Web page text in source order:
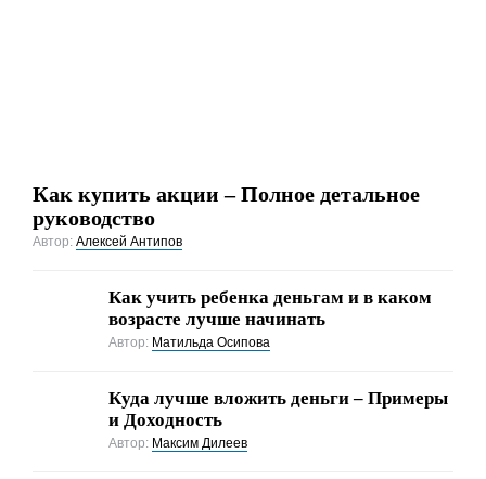
Как купить акции – Полное детальное
руководство
Автор:Алексей Антипов
Как учить ребенка деньгам и в каком
возрасте лучше начинать
Автор: Матильда Осипова
Куда лучше вложить деньги – Примеры
и Доходность
Автор: Максим Дилеев